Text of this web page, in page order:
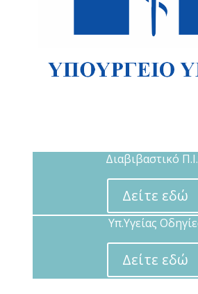
Διαβιβαστικό
Δείτε εδώ
Υπ.Υγείας
Δείτε εδώ